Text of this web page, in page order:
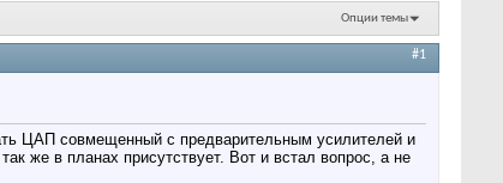
Опции темы
#1
ЦАП совмещенный с предварительным усилителей и
же в планах присутствует. Вот и встал вопрос, а не